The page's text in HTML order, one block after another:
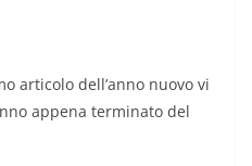
articolo dell’anno nuovo vi
appena terminato del